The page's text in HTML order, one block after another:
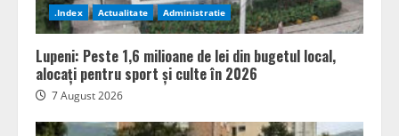
.Index Actualitate Administratie
Lupeni: Peste 1,6 milioane de lei din bugetul local,
alocați pentru sport și culte în 2026
7 August 2026